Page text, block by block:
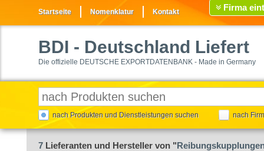
Startseite Nomenklatur Kontakt Firma
BDI - Deutschland Liefert
Die offizielle DEUTSCHE EXPORTDATENBANK - Made in Germany
nach Produkten und Dienstleistungen suchen nach
7 Lieferanten und Hersteller von "